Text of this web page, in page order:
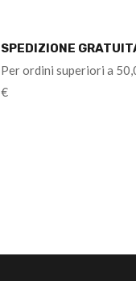
SPEDIZIONE
Per ordini superiori a
€